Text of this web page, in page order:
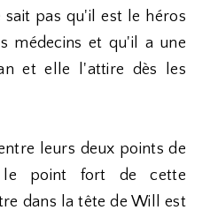
pas qu'il est le héros
médecins et qu'il a une
et elle l'attire dès les
leurs deux points de
le point fort de cette
dans la tête de Will est